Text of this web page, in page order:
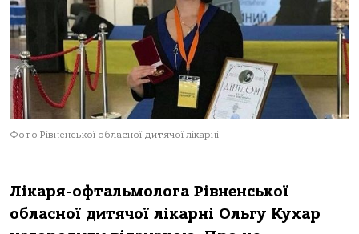
Фото Рівненської обласної дитячої лікарні
Лікаря-офтальмолога Рівненської
обласної дитячої лікарні Ольгу Кухар